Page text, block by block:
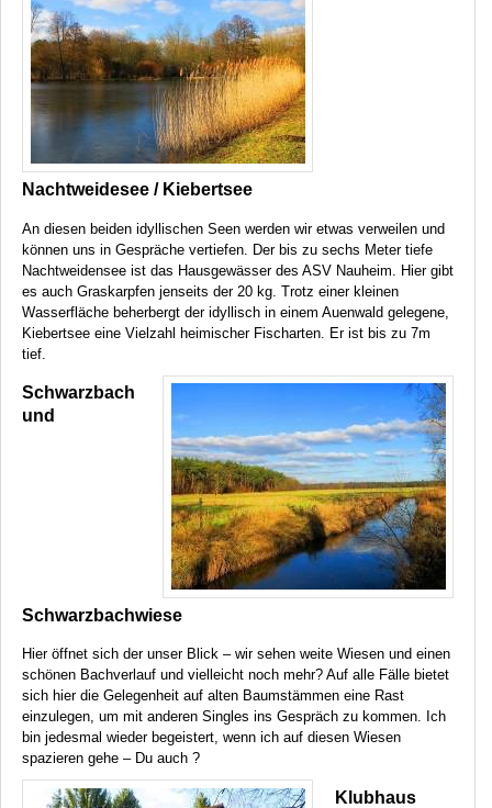
Nachtweidesee / Kiebertsee
An diesen beiden idyllischen Seen werden wir etwas verweilen und
können uns in Gespräche vertiefen. Der bis zu sechs Meter tiefe
Nachtweidensee ist das Hausgewässer des ASV Nauheim. Hier gibt
es auch Graskarpfen jenseits der 20 kg. Trotz einer kleinen
Wasserfläche beherbergt der idyllisch in einem Auenwald gelegene,
Kiebertsee eine Vielzahl heimischer Fischarten. Er ist bis zu 7m
tief.
Schwarzbach
und
Schwarzbachwiese
Hier öffnet sich der unser Blick – wir sehen weite Wiesen und einen
schönen Bachverlauf und vielleicht noch mehr? Auf alle Fälle bietet
sich hier die Gelegenheit auf alten Baumstämmen eine Rast
einzulegen, um mit anderen Singles ins Gespräch zu kommen. Ich
bin jedesmal wieder begeistert, wenn ich auf diesen Wiesen
spazieren gehe – Du auch ?
Klubhaus